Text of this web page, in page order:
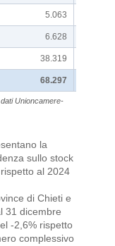
5.063
6.628
38.319
68.297
Unioncamere-
la
sullo stock
al 2024
di Chieti e
31 dicembre
-2,6% rispetto
complessivo